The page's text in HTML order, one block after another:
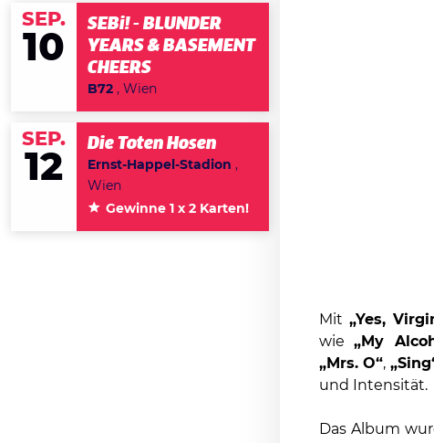
Mit „Yes,
wie„My
„Mrs. O“,
und Intensität.
Das Album
SEP.
10
SEBi! - BLUNDER
YEARS & BASEMENT
CHEERS
B72 , Wien
SEP.
12
Die Toten Hosen
Ernst-Happel-Stadion ,
Wien
Gewinne 1 x 2 Karten!